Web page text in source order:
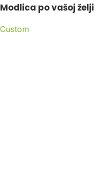
Modlica po vašoj želji
Custom